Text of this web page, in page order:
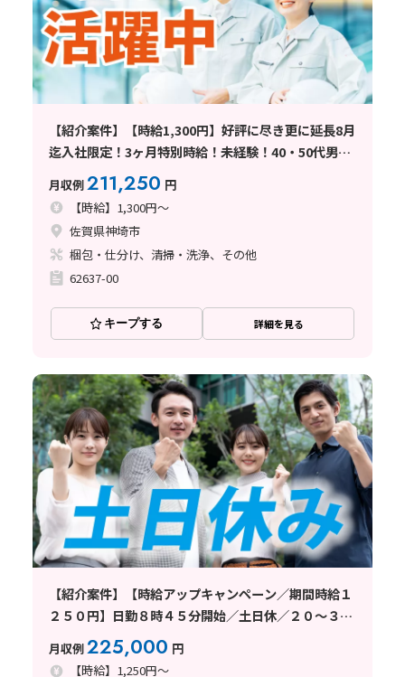
【紹介案件】【時給1,300円】好評に尽き更に延長8月
迄入社限定！3ヶ月特別時給！未経験！40・50代男女
月収例211,250 円
【時給】1,300円～
佐賀県神埼市
梱包・仕分け、清掃・洗浄、その他
62637-00
キープする 詳細を見る
【紹介案件】【時給アップキャンペーン／期間時給１
２５０円】日勤８時４５分開始／土日休／２０～３０
代男性活躍中！
月収例225,000 円
【時給】1,250円～